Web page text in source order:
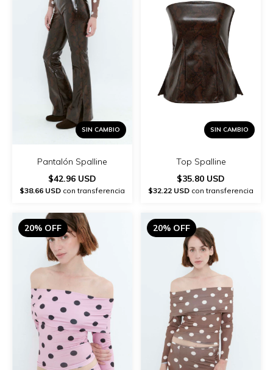
SIN CAMBIO
Pantalón Spalline
$42.96 USD
$38.66 USD con transferencia
SIN CAMBIO
Top Spalline
$35.80 USD
$32.22 USD con transferencia
20% OFF 20% OFF